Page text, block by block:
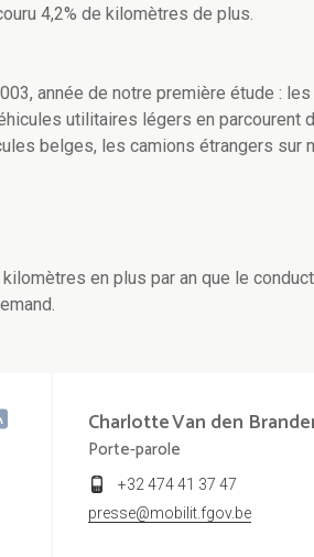
4,2% de kilomètres de plus.
année de notre première étude :
utilitaires légers en parcourent
belges, les camions étrangers sur
en plus par an que le
CharlotteVan den
Porte-parole
+32 474 41 37 47
presse@mobilit.fgov.be